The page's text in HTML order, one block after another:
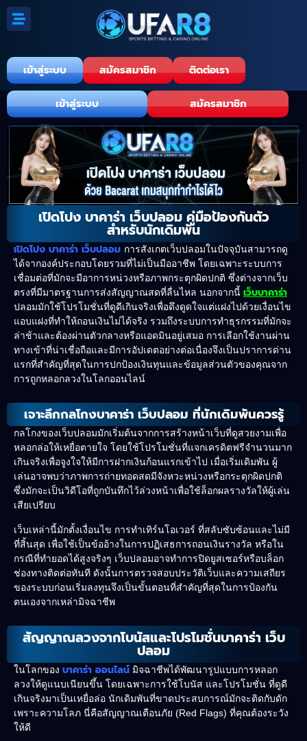
เข้าสู่ระบบ สมัครสมาชิก ติดต่อเรา
เข้าสู่ระบบ สมัครสมาชิก
เปิดโปง บาคาร่า เว็บปลอม คู่มือป้องกันตัว
สำหรับนักเดิมพัน
เปิดโปง บาคาร่า เว็บปลอม การสังเกตเว็บปลอมในปัจจุบันสามารถดู
ได้จากองค์ประกอบโดยรวมที่ไม่เป็นมืออาชีพ โดยเฉพาะระบบการ
เชื่อมต่อที่มักจะมีอาการหน่วงหรือภาพกระตุกผิดปกติ ซึ่งต่างจากเว็บ
ตรงที่มีมาตรฐานการส่งสัญญาณสดที่ลื่นไหล นอกจากนี้ เว็บบาคาร่า
ปลอมมักใช้โปรโมชั่นที่ดูดีเกินจริงเพื่อดึงดูดใจแต่แฝงไปด้วยเงื่อนไข
แอบแฝงที่ทำให้ถอนเงินไม่ได้จริง รวมถึงระบบการทำธุรกรรมที่มักจะ
ล่าช้าและต้องผ่านตัวกลางหรือแอดมินอยู่เสมอ การเลือกใช้งานผ่าน
ทางเข้าที่น่าเชื่อถือและมีการอัปเดตอย่างต่อเนื่องจึงเป็นปราการด่าน
แรกที่สำคัญที่สุดในการปกป้องเงินทุนและข้อมูลส่วนตัวของคุณจาก
การถูกหลอกลวงในโลกออนไลน์
เจาะลึกกลโกงบาคาร่า เว็บปลอม ที่นักเดิมพันควรรู้
กลโกงของเว็บปลอมมักเริ่มต้นจากการสร้างหน้าเว็บที่ดูสวยงามเพื่อ
หลอกล่อให้เหยื่อตายใจ โดยใช้โปรโมชั่นที่แจกเครดิตฟรีจำนวนมาก
เกินจริงเพื่อจูงใจให้มีการฝากเงินก้อนแรกเข้าไป เมื่อเริ่มเดิมพัน ผู้
เล่นอาจพบว่าภาพการถ่ายทอดสดมีจังหวะหน่วงหรือกระตุกผิดปกติ
ซึ่งมักจะเป็นวิดีโอที่ถูกบันทึกไว้ล่วงหน้าเพื่อใช้ล็อกผลรางวัลให้ผู้เล่น
เสียเปรียบ
เว็บเหล่านี้มักตั้งเงื่อนไข การทำเทิร์นโอเวอร์ ที่สลับซับซ้อนและไม่มี
ที่สิ้นสุด เพื่อใช้เป็นข้ออ้างในการปฏิเสธการถอนเงินรางวัล หรือใน
กรณีที่ทำยอดได้สูงจริงๆ เว็บปลอมอาจทำการปิดยูสเซอร์หรือบล็อก
ช่องทางติดต่อทันที ดังนั้นการตรวจสอบประวัติเว็บและความเสถียร
ของระบบก่อนเริ่มลงทุนจึงเป็นขั้นตอนที่สำคัญที่สุดในการป้องกัน
ตนเองจากเหล่ามิจฉาชีพ
สัญญาณลวงจากโบนัสและโปรโมชั่นบาคาร่า เว็บ
ปลอม
ในโลกของ บาคาร่า ออนไลน์ มิจฉาชีพได้พัฒนารูปแบบการหลอก
ลวงให้ดูแนบเนียนขึ้น โดยเฉพาะการใช้โบนัส และโปรโมชั่น ที่ดูดี
เกินจริงมาเป็นเหยื่อล่อ นักเดิมพันที่ขาดประสบการณ์มักจะติดกับดัก
เพราะความโลภ นี่คือสัญญาณเตือนภัย (Red Flags) ที่คุณต้องระวัง
ให้ดี